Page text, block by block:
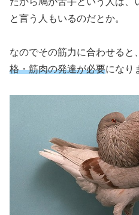
と言う人もいるのだとか。
なのでその筋力に合わせると、
格・筋肉の発達が必要になり